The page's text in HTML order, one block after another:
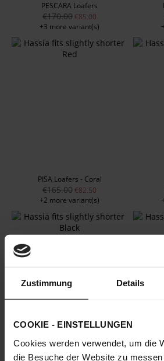
Zustimmung Details
COOKIE - EINSTELLUNGEN
Cookies werden verwendet, um die
die Besuche der Website zu
PESCARA Loafers
€170.00 €85.00
+3 more variant(s)
PISA Loafers - Coral
€165.00 €82.50
+2 more variant(s)
PISA Loafers